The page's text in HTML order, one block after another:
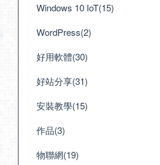
Windows 10 IoT(15)
WordPress(2)
好用軟體(30)
好站分享(31)
安裝教學(15)
作品(3)
物聯網(19)